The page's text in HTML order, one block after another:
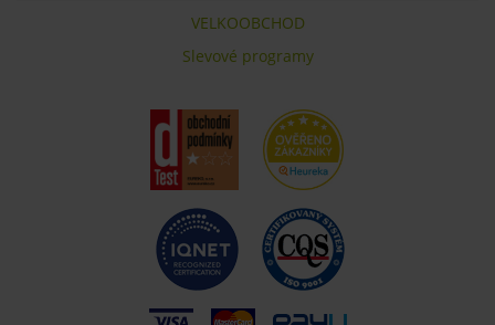
VELKOOBCHOD
Slevové programy